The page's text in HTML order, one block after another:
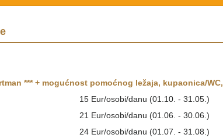
***+ mogućnost pomoćnog ležaja, kupaonica/WC,
15 Eur/osobi/danu (01.10. - 31.05.)
21 Eur/osobi/danu (01.06. - 30.06.)
24 Eur/osobi/danu (01.07. - 31.08.)